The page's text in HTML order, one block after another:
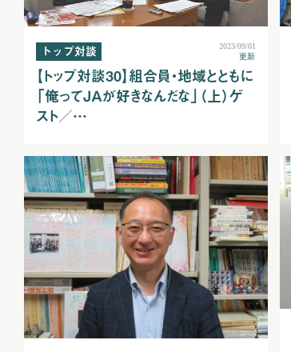
トップ対談
2023/09/01
更新
【トップ対談30】組合員・地域とともに
「俺ってＪＡが好きなんだな」（上）ゲ
スト／…